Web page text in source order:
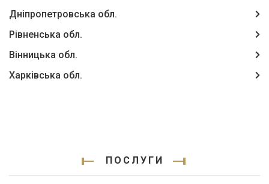
Дніпропетровська обл.
Рівненська обл.
Вінницька обл.
Харківська обл.
ПОСЛУГИ